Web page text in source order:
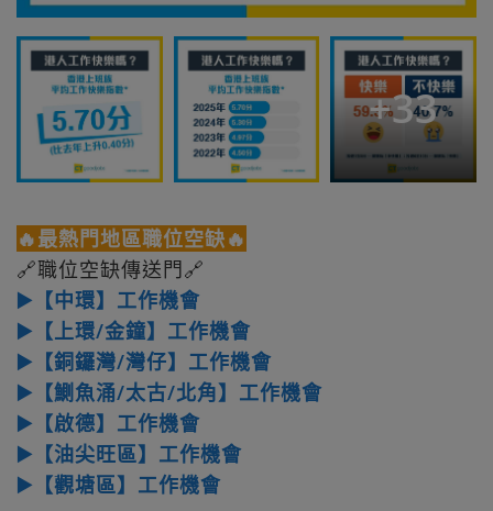
+33
🔥最熱門地區職位空缺🔥
🔗職位空缺傳送門🔗
▶️【中環】工作機會
▶️【上環/金鐘】工作機會
▶️【銅鑼灣/灣仔】工作機會
▶️【鰂魚涌/太古/北角】工作機會
▶️【啟德】工作機會
▶️【油尖旺區】工作機會
▶️【觀塘區】工作機會